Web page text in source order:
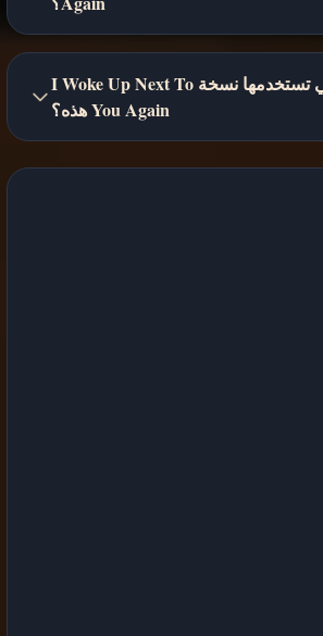
ما التقنية التي تستخدمها نسخة I Woke Up Next To
You Again هذه؟